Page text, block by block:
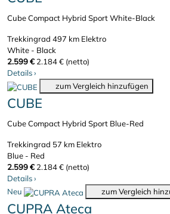
Cube Compact Hybrid Sport White-Black
Trekkingrad 497 km Elektro
White - Black
2.599 € 2.184 € (netto)
Details›
zum Vergleich hinzufügen
CUBE
Cube Compact Hybrid Sport Blue-Red
Trekkingrad 57 km Elektro
Blue - Red
2.599 € 2.184 € (netto)
Details›
Neu
zum Vergleich
CUPRA Ateca